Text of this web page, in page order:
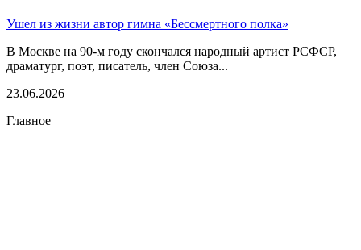
Ушел из жизни автор гимна «Бессмертного полка»
В Москве на 90-м году скончался народный артист РСФСР,
драматург, поэт, писатель, член Союза...
23.06.2026
Главное